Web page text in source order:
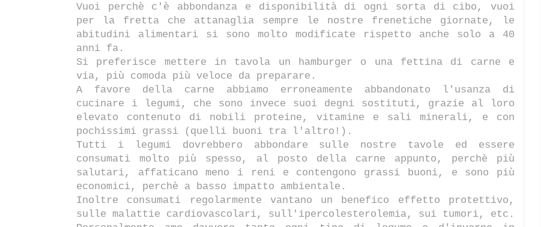
Vuoi perchè c'è abbondanza e disponibilità di ogni sorta di cibo, vuoi
per la fretta che attanaglia sempre le nostre frenetiche giornate, le
abitudini alimentari si sono molto modificate rispetto anche solo a 40
anni fa.
Si preferisce mettere in tavola un hamburger o una fettina di carne e
via, più comoda più veloce da preparare.
A favore della carne abbiamo erroneamente abbandonato l'usanza di
cucinare i legumi, che sono invece suoi degni sostituti, grazie al loro
elevato contenuto di nobili proteine, vitamine e sali minerali, e con
pochissimi grassi (quelli buoni tra l'altro!).
Tutti i legumi dovrebbero abbondare sulle nostre tavole ed essere
consumati molto più spesso, al posto della carne appunto, perchè più
salutari, affaticano meno i reni e contengono grassi buoni, e sono più
economici, perchè a basso impatto ambientale.
Inoltre consumati regolarmente vantano un benefico effetto protettivo,
sulle malattie cardiovascolari, sull'ipercolesterolemia, sui tumori, etc.